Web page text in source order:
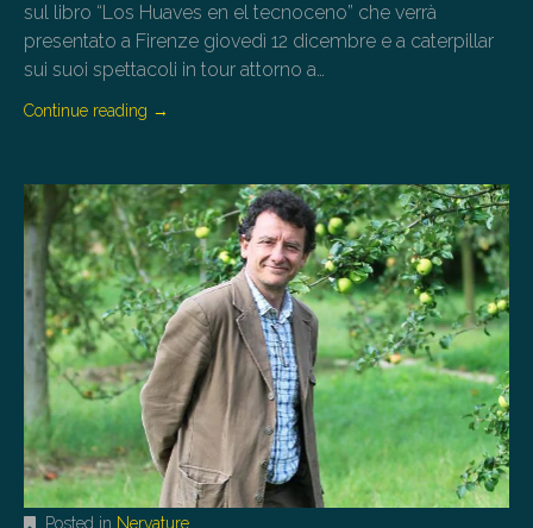
sul libro “Los Huaves en el tecnoceno” che verrà
presentato a Firenze giovedì 12 dicembre e a caterpillar
sui suoi spettacoli in tour attorno a…
Continue reading →
Posted in Nervature